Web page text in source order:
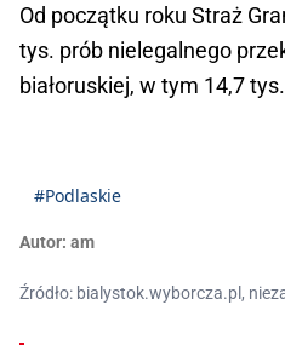
Od początku roku Straż
tys. prób nielegalnego
białoruskiej, w tym 14,7
#Podlaskie
Autor: am
Źródło: bialystok.wyborcza.pl,